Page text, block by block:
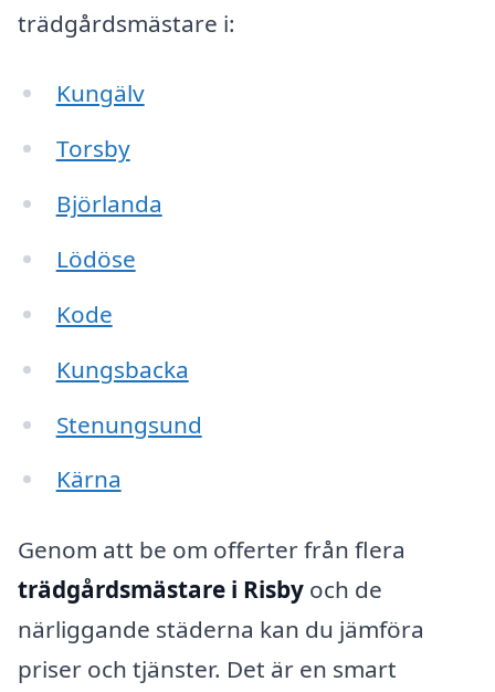
trädgårdsmästare i:
Kungälv
Torsby
Björlanda
Lödöse
Kode
Kungsbacka
Stenungsund
Kärna
Genom att be om offerter från flera
trädgårdsmästare i Risby och de
närliggande städerna kan du jämföra
priser och tjänster. Det är en smart